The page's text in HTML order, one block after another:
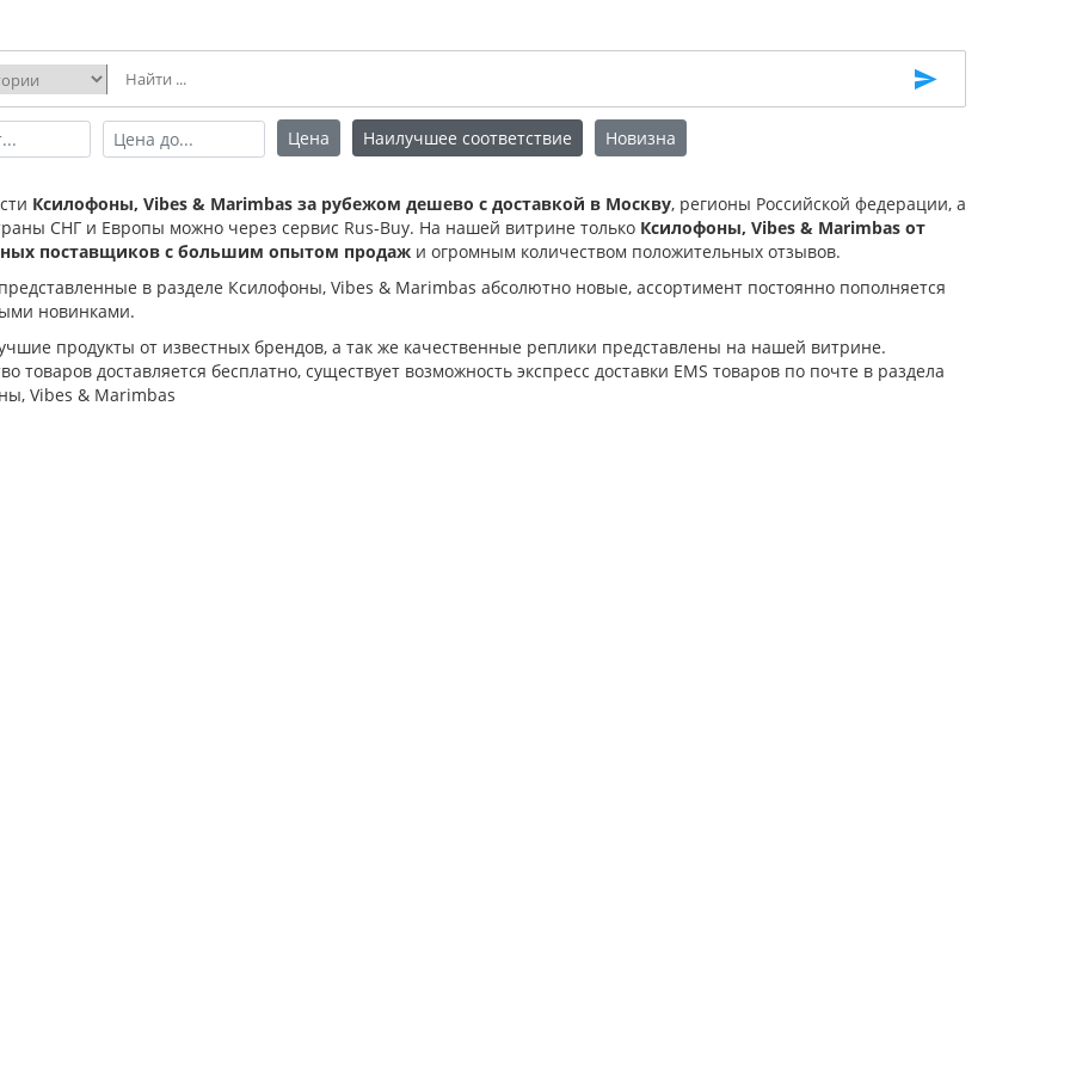
Цена Наилучшее соответствие Новизна
Ксилофоны, Vibes & Marimbas за рубежом дешево с доставкой в Москву, регионы Российской федерации, а
СНГ и Европы можно через сервис Rus-Buy. На нашей витрине только Ксилофоны, Vibes & Marimbas от
поставщиков с большим опытом продаж и огромным количеством положительных отзывов.
в разделе Ксилофоны, Vibes & Marimbas абсолютно новые, ассортимент постоянно пополняется
новинками.
продукты от известных брендов, а так же качественные реплики представлены на нашей витрине.
товаров доставляется бесплатно, существует возможность экспресс доставки EMS товаров по почте в раздела
Vibes & Marimbas